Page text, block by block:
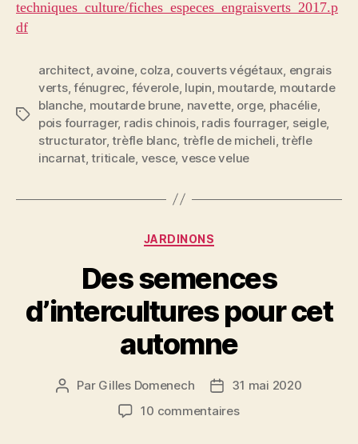
techniques_culture/fiches_especes_engraisverts_2017.p
df
Étiquettes
architect, avoine, colza couverts végétaux engrais
verts,fénugrec féverole, lupin moutarde, moutarde
blanche moutarde brune navette, orge, phacélie,
pois fourrager, radis chinois, radis fourrager, seigle,
structurator,trèfle blanc trèfle de micheli ,trèfle
incarnat,triticale vesce, vesce velue
Catégories
JARDINONS
Des semences
d’intercultures pour cet
automne
Auteur
Par Gilles Domenech
Date
de
31 mai 2020
10 commentairessur